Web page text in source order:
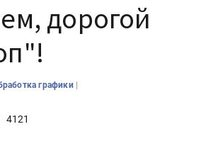
дорогой
графики |
4121